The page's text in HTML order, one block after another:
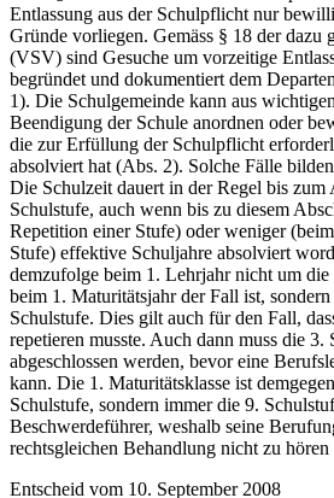
Entlassung aus der Schulpflicht nur
Gründe vorliegen. Gemäss § 18 der dazu
(VSV) sind Gesuche um vorzeitige
begründet und dokumentiert dem
1). Die Schulgemeinde kann aus
Beendigung der Schule anordnen oder
die zur Erfüllung der Schulpflicht
absolviert hat (Abs. 2). Solche Fälle
Die Schulzeit dauert in der Regel bis zum
Schulstufe, auch wenn bis zu diesem
Repetition einer Stufe) oder weniger
Stufe) effektive Schuljahre absolviert
demzufolge beim 1. Lehrjahr nicht um
beim 1. Maturitätsjahr der Fall ist,
Schulstufe. Dies gilt auch für den Fall,
repetieren musste. Auch dann muss die 3.
abgeschlossen werden, bevor eine
kann. Die 1. Maturitätsklasse ist
Schulstufe, sondern immer die 9.
Beschwerdeführer, weshalb seine
rechtsgleichen Behandlung nicht zu hören
Entscheid vom 10. September 2008